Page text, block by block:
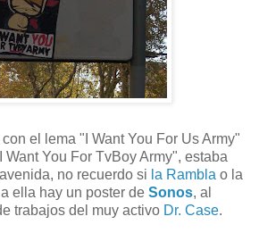
el lema "I Want You For Us Army"
You For TvBoy Army", estaba
no recuerdo si la Rambla o la
ella hay un poster de Sonos, al
trabajos del muy activo Dr. Case.